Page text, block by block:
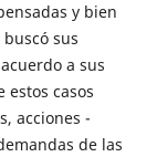
y bien
sus
a sus
estos casos
acciones -
de las